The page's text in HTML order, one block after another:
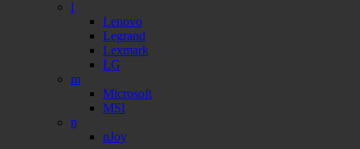
l
Lenovo
Legrand
Lexmark
LG
m
Microsoft
MSI
n
nJoy